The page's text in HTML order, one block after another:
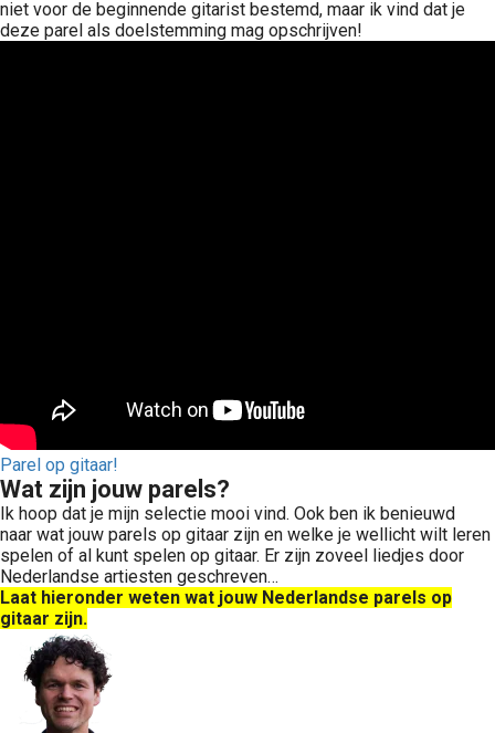
niet voor de beginnende gitarist bestemd, maar ik vind dat je
deze parel als doelstemming mag opschrijven!
Parel op gitaar!
Wat zijn jouw parels?
Ik hoop dat je mijn selectie mooi vind. Ook ben ik benieuwd
naar wat jouw parels op gitaar zijn en welke je wellicht wilt leren
spelen of al kunt spelen op gitaar. Er zijn zoveel liedjes door
Nederlandse artiesten geschreven…
Laat hieronder weten wat jouw Nederlandse parels op
gitaar zijn.